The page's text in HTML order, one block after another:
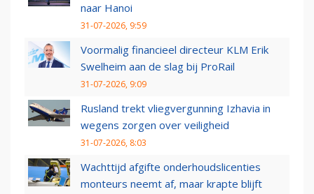
naar Hanoi
31-07-2026, 9:59
Voormalig financieel directeur KLM Erik
Swelheim aan de slag bij ProRail
31-07-2026, 9:09
Rusland trekt vliegvergunning Izhavia in
wegens zorgen over veiligheid
31-07-2026, 8:03
Wachttijd afgifte onderhoudslicenties
monteurs neemt af, maar krapte blijft